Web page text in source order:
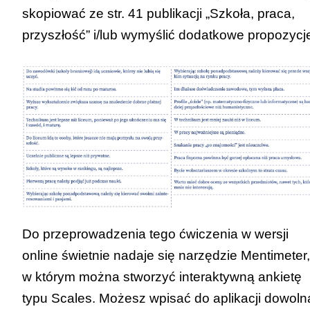
skopiować ze str. 41 publikacji „Szkoła, praca,
przyszłość” i/lub wymyślić dodatkowe
Do przeprowadzenia tego ćwiczenia w wersji
online świetnie nadaje się narzędzie Mentimeter,
w którym można stworzyć interaktywną ankietę
typu Scales. Możesz wpisać do aplikacji